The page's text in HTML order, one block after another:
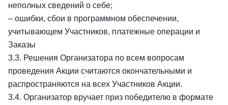
неполных сведений о себе;
– ошибки, сбои в программном обеспечении,
учитывающем Участников, платежные операции и
Заказы
3.3. Решения Организатора по всем вопросам
проведения Акции считаются окончательными и
распространяются на всех Участников Акции.
3.4. Организатор вручает приз победителю в формате